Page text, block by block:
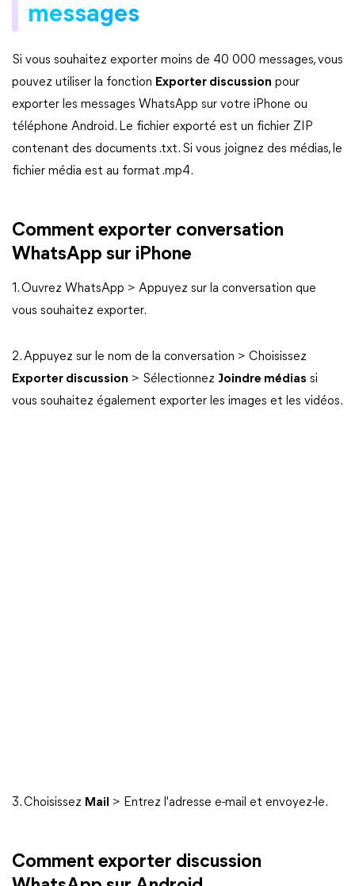
messages
Si vous souhaitez exporter moins de 40 000 messages, vous
pouvez utiliser la fonction Exporter discussion pour
exporter les messages WhatsApp sur votre iPhone ou
téléphone Android. Le fichier exporté est un fichier ZIP
contenant des documents .txt. Si vous joignez des médias, le
fichier média est au format .mp4.
Comment exporter conversation
WhatsApp sur iPhone
1. Ouvrez WhatsApp > Appuyez sur la conversation que
vous souhaitez exporter.
2. Appuyez sur le nom de la conversation > Choisissez
Exporter discussion > Sélectionnez Joindre médias si
vous souhaitez également exporter les images et les vidéos.
3. Choisissez Mail > Entrez l'adresse e-mail et envoyez-le.
Comment exporter discussion